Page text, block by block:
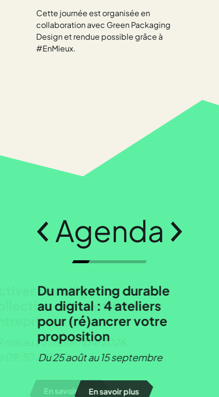
Cette journée est organisée en
collaboration avec Green Packaging
Design et rendue possible grâce à
#EnMieux.
Agenda
Du marketing durable
au digital : 4 ateliers
pour (ré)ancrer votre
proposition
Du 25 août au 15 septembre
En savoir plus